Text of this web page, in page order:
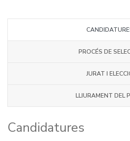
PROCÉS DE
JURAT I
LLIURAMENT DEL
Candidatures